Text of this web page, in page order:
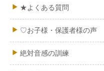
★よくある質問
♡お子様・保護者様の声
絶対音感の訓練